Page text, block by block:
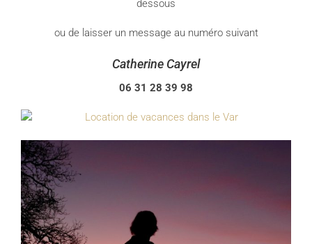
dessous
ou de laisser un message au numéro suivant
Catherine Cayrel
06 31 28 39 98